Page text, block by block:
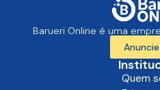
Barueri Online é uma
Quem